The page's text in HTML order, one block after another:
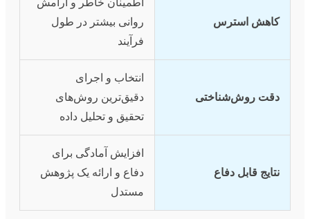
کاهش استرس
اطمینان خاطر و آرامش
روانی بیشتر در طول
فرآیند
دقت روش‌شناختی
انتخاب و اجرای
دقیق‌ترین روش‌های
تحقیق و تحلیل داده
نتایج قابل دفاع
افزایش آمادگی برای
دفاع و ارائه یک پژوهش
مستدل